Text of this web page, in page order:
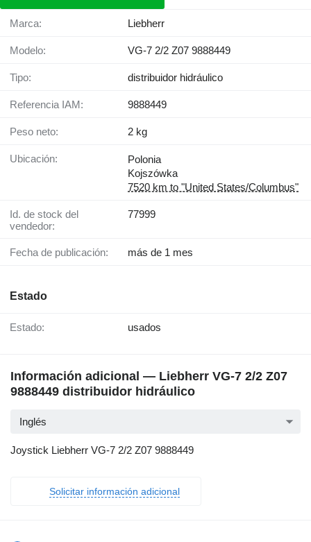
Marca: Liebherr
Modelo: VG-7 2/2 Z07 9888449
Tipo: distribuidor hidráulico
Referencia IAM: 9888449
Peso neto: 2 kg
Ubicación:
Polonia
Kojszówka
7520 km to "United States/Columbus"
Id. de stock del
vendedor:
77999
Fecha de publicación: más de 1 mes
Estado
Estado: usados
Información adicional — Liebherr VG-7 2/2 Z07
9888449 distribuidor hidráulico
Inglés
Joystick Liebherr VG-7 2/2 Z07 9888449
Solicitar información adicional